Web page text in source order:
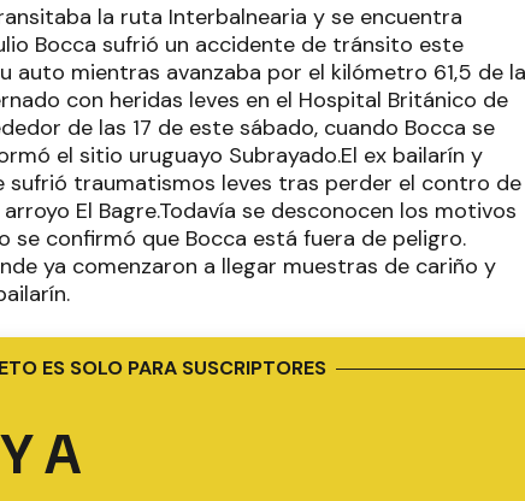
la ruta Interbalnearia y se encuentra
Bocca sufrió un accidente de tránsito este
mientras avanzaba por el kilómetro 61,5 de la
con heridas leves en el Hospital Británico de
de las 17 de este sábado, cuando Bocca se
el sitio uruguayo Subrayado.El ex bailarín y
sufrió traumatismos leves tras perder el contro de
El Bagre.Todavía se desconocen los motivos
se confirmó que Bocca está fuera de peligro.
ya comenzaron a llegar muestras de cariño y
ES SOLO PARA SUSCRIPTORES
A